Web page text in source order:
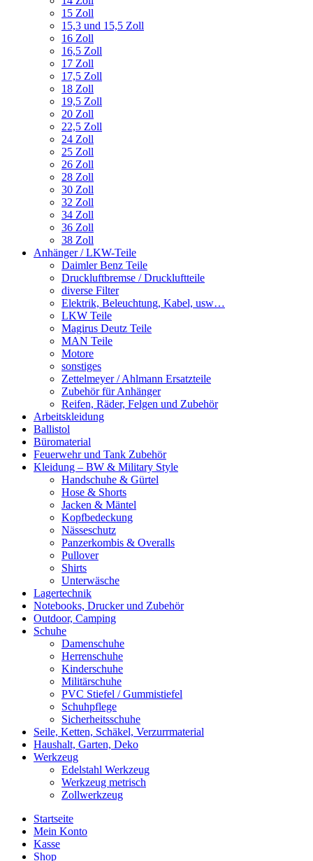
15 Zoll
15,3 und 15,5 Zoll
16 Zoll
16,5 Zoll
17 Zoll
17,5 Zoll
18 Zoll
19,5 Zoll
20 Zoll
22,5 Zoll
24 Zoll
25 Zoll
26 Zoll
28 Zoll
30 Zoll
32 Zoll
34 Zoll
36 Zoll
38 Zoll
Anhänger / LKW-Teile
Daimler Benz Teile
Druckluftbremse / Druckluftteile
diverse Filter
Elektrik, Beleuchtung, Kabel, usw…
LKW Teile
Magirus Deutz Teile
MAN Teile
Motore
sonstiges
Zettelmeyer / Ahlmann Ersatzteile
Zubehör für Anhänger
Reifen, Räder, Felgen und Zubehör
Arbeitskleidung
Ballistol
Büromaterial
Feuerwehr und Tank Zubehör
Kleidung – BW & Military Style
Handschuhe & Gürtel
Hose & Shorts
Jacken & Mäntel
Kopfbedeckung
Nässeschutz
Panzerkombis & Overalls
Pullover
Shirts
Unterwäsche
Lagertechnik
Notebooks, Drucker und Zubehör
Outdoor, Camping
Schuhe
Damenschuhe
Herrenschuhe
Kinderschuhe
Militärschuhe
PVC Stiefel / Gummistiefel
Schuhpflege
Sicherheitsschuhe
Seile, Ketten, Schäkel, Verzurrmaterial
Haushalt, Garten, Deko
Werkzeug
Edelstahl Werkzeug
Werkzeug metrisch
Zollwerkzeug
Startseite
Mein Konto
Kasse
Shop